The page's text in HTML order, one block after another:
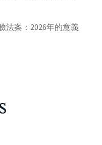
法案：2026年的意義